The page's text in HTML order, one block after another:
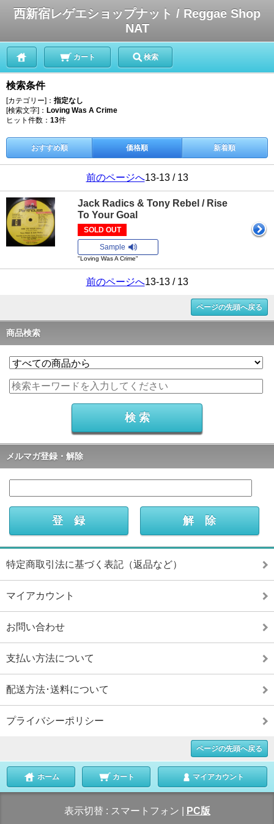
西新宿レゲエショップナット / Reggae Shop
NAT
カート 検索
検索条件
[カテゴリー]： 指定なし
[検索文字]： Loving Was A Crime
ヒット件数： 13件
おすすめ順 価格順 新着順
前のページへ13-13 / 13
Jack Radics & Tony Rebel / Rise
To Your Goal
SOLD OUT
Sample
"Loving Was A Crime"
前のページへ13-13 / 13
ページの先頭へ戻る
商品検索
メルマガ登録・解除
特定商取引法に基づく表記（返品など）
マイアカウント
お問い合わせ
支払い方法について
配送方法･送料について
プライバシーポリシー
ページの先頭へ戻る
ホーム カート マイアカウント
表示切替 : スマートフォン PC版